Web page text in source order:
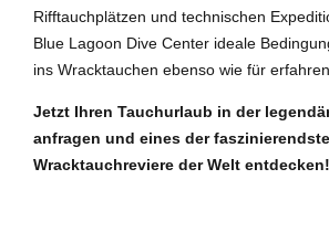
Rifftauchplätzen und technischen
Blue Lagoon Dive Center ideale
ins Wracktauchen ebenso wie für
Jetzt Ihren Tauchurlaub in der
anfragen und eines der
Wracktauchreviere der Welt entdecken!